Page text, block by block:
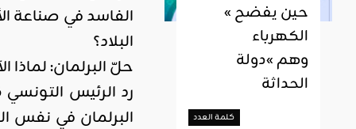
الفاسد في صناعة
البلاد؟
حلّ البرلمان: لماذا
« حين يفضح
الكهرباء
وهم »دولة
الحداثة
كلمة العدد